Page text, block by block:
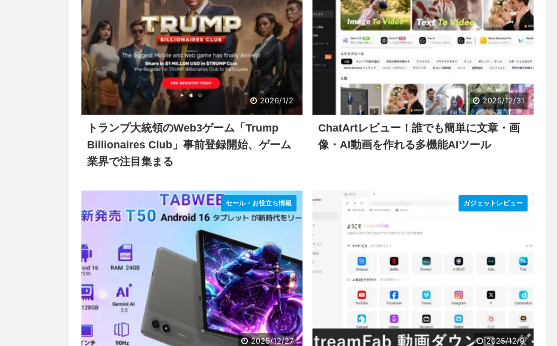
2026/1/2
トランプ大統領のWeb3ゲーム「Trump
Billionaires Club」事前登録開始、ゲーム
業界で注目集まる
2025/12/31
ChatArtレビュー！誰でも簡単に文章・画
像・AI動画を作れる多機能AIツール
セール・お役立ち情報
2025/12/27
ガジェットレビュー
2025/12/9